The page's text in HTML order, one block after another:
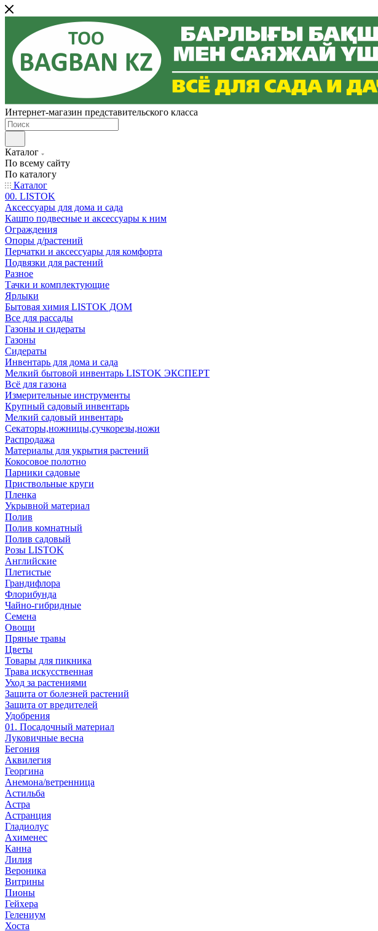
Интернет-магазин представительского класса
Каталог
По всему сайту
По каталогу
Каталог
00. LISTOK
Аксессуары для дома и сада
Кашпо подвесные и аксессуары к ним
Ограждения
Опоры д/растений
Перчатки и аксессуары для комфорта
Подвязки для растений
Разное
Тачки и комплектующие
Ярлыки
Бытовая химия LISTOK ДОМ
Все для рассады
Газоны и сидераты
Газоны
Сидераты
Инвентарь для дома и сада
Мелкий бытовой инвентарь LISTOK ЭКСПЕРТ
Всё для газона
Измерительные инструменты
Крупный садовый инвентарь
Мелкий садовый инвентарь
Секаторы,ножницы,сучкорезы,ножи
Распродажа
Материалы для укрытия растений
Кокосовое полотно
Парники садовые
Приствольные круги
Пленка
Укрывной материал
Полив
Полив комнатный
Полив садовый
Розы LISTOK
Английские
Плетистые
Грандифлора
Флорибунда
Чайно-гибридные
Семена
Овощи
Пряные травы
Цветы
Товары для пикника
Трава искусственная
Уход за растениями
Защита от болезней растений
Защита от вредителей
Удобрения
01. Посадочный материал
Луковичные весна
Бегония
Аквилегия
Георгина
Анемона/ветренница
Астильба
Астра
Астранция
Гладиолус
Ахименес
Канна
Лилия
Вероника
Витрины
Пионы
Гейхера
Гелениум
Хоста